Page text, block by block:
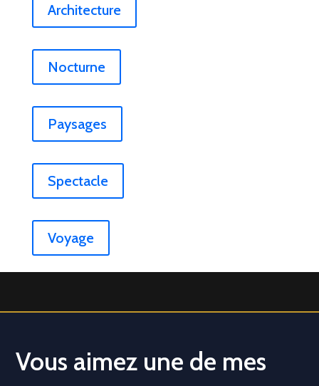
Architecture
Nocturne
Paysages
Spectacle
Voyage
Vous aimez une de mes